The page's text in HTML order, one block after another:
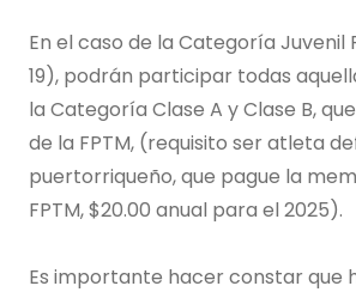
En el caso de la Categoría Juvenil
19), podrán participar todas
la Categoría Clase A y Clase B,
de la FPTM, (requisito ser atleta
puertorriqueño, que pague la
FPTM, $20.00 anual para el 2025).
Es importante hacer constar que